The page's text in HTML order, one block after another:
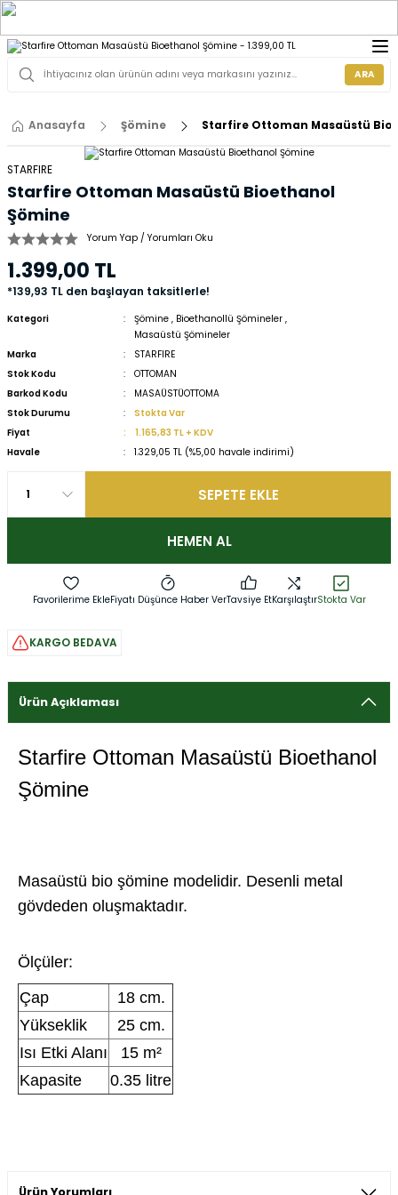
ARA
Anasayfa Şömine Starfire Ottoman Masaüstü
STARFIRE
Starfire Ottoman Masaüstü Bioethanol
Şömine
Yorum Yap / Yorumları Oku
1.399,00 TL
*139,93 TL den başlayan taksitlerle!
Kategori Şömine , Bioethanollü Şömineler ,
Masaüstü Şömineler
Marka
STARFIRE
Stok Kodu
OTTOMAN
Barkod Kodu
MASAÜSTÜOTTOMA
Stok Durumu
Stokta Var
Fiyat
1.165,83 TL + KDV
Havale
1.329,05 TL (%5,00 havale indirimi)
SEPETE EKLE
HEMEN AL
Fiyatı Düşünce Haber VerTavsiye EtKarşılaştırStokta Var
KARGO BEDAVA
Ürün Açıklaması
Starfire Ottoman Masaüstü Bioethanol
Şömine
Masaüstü bio şömine modelidir. Desenli metal
gövdeden oluşmaktadır.
Ölçüler:
Çap
18 cm.
Yükseklik
25 cm.
Isı Etki Alanı
15 m²
Kapasite
0.35 litre
Ürün Yorumları